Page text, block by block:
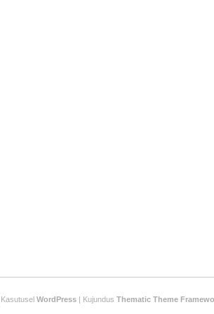
WordPress| Kujundus Thematic Theme